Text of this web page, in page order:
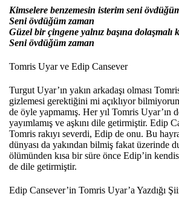
Kimselere benzemesin isterim seniövdüğ
Seni övdüğüm zaman
Güzel bir çingene yalnız başına dolaşmalı
Seniövdüğüm zaman
Tomris Uyarve Edip Cansever
Turgut Uyar’ın yakın arkadaşı olması
gizlemesi gerektiğini mi açıklıyor
de öyle yapmamış. Her yıl Tomris Uyar’ın
yayımlamış ve aşkını dile getirmiştir. Edip
Tomris rakıyı severdi, Edip de onu. Bu
dünyası da yakından bilmiş fakat üzerinde
ölümünden kısa bir süre önce Edip’in
de dile getirmiştir.
Edip Cansever’in Tomris Uyar’a Yazdığı